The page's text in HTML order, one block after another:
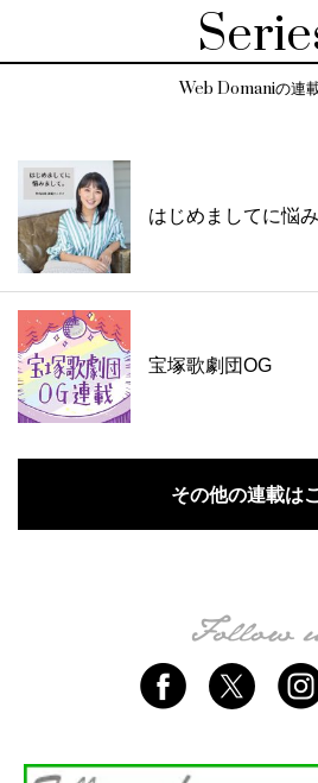
Web Domaniの連
はじめましてに悩み
宝塚歌劇団OG
その他の連載は